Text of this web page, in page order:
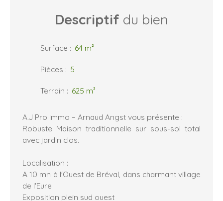
Descriptif du bien
Surface : 64 m²
Pièces : 5
Terrain : 625 m²
A.J Pro immo – Arnaud Angst vous présente :
Robuste Maison traditionnelle sur sous-sol total
avec jardin clos.
Localisation :
A 10 mn à l'Ouest de Bréval, dans charmant village
de l'Eure
Exposition plein sud ouest